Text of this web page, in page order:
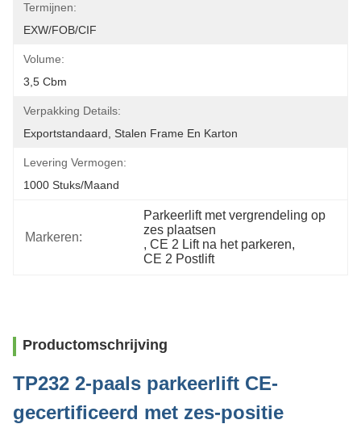
Termijnen:
EXW/FOB/CIF
Volume:
3,5 Cbm
Verpakking Details:
Exportstandaard, Stalen Frame En Karton
Levering Vermogen:
1000 Stuks/maand
Markeren:
Parkeerlift met vergrendeling op
zes plaatsen
, CE 2 Lift na het parkeren,
CE 2 Postlift
Productomschrijving
TP232 2-paals parkeerlift CE-
gecertificeerd met zes-positie